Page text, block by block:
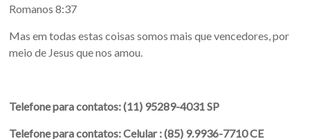
Romanos 8:37
Mas em todas estas coisas somos mais que vencedores, por
meio de Jesus que nos amou.
Telefone para contatos:(11) 95289-4031 SP
Telefone para contatos: Celular :(85) 9.9936-7710 CE